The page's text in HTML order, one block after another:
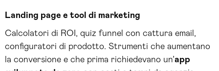
Landing page e tool di marketing
Calcolatori di ROI, quiz funnel con cattura email,
configuratori di prodotto. Strumenti che aumentano
la conversione e che prima richiedevano un’app